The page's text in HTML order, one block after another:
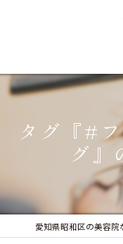
タグ『#
グ』